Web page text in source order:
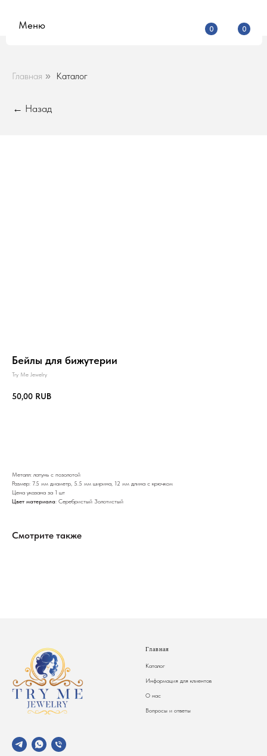
Главная » Каталог
← Назад
Бейлы для бижутерии
Try Me Jewelry
50,00 RUB
Металл: латунь с позолотой
Размер: 7.5 мм диаметр, 5.5 мм ширина, 12 мм длина с крючком
Цена указана за 1 шт
Цвет материала: Серебристый Золотистый
Смотрите также
Главная
Каталог
Информация для клиентов
О нас
Вопросы и ответы